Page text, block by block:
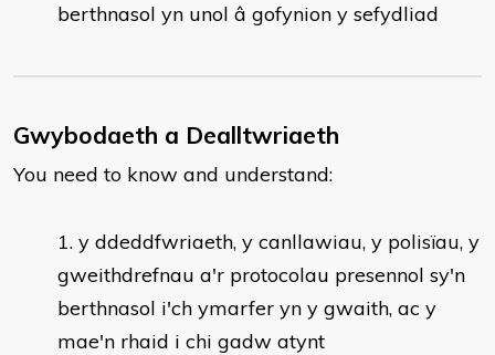
berthnasol yn unol â gofynion y sefydliad
Gwybodaeth a Dealltwriaeth
You need to know and understand:
y ddeddfwriaeth, y canllawiau, y polisïau, y
gweithdrefnau a'r protocolau presennol sy'n
berthnasol i'ch ymarfer yn y gwaith, ac y
mae'n rhaid i chi gadw atynt